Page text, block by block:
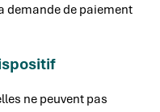
demande de paiement
ne peuvent pas